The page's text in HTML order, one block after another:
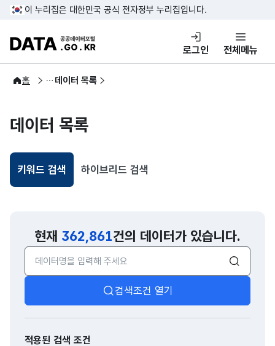
콘텐츠 바로가기
푸터 바로가기
이 누리집은 대한민국 공식 전자정부 누리집입니다.
DATA.GO.KR 공공데이터포털
로그인 전체메뉴
홈
공공데이터 데이터 목록
데이터 목록
키워드 검색
선택됨
하이브리드 검색
현재 362,861건의 데이터가 있습니다.
검색어 입력창
검색
검색조건 열기
적용된 검색 조건